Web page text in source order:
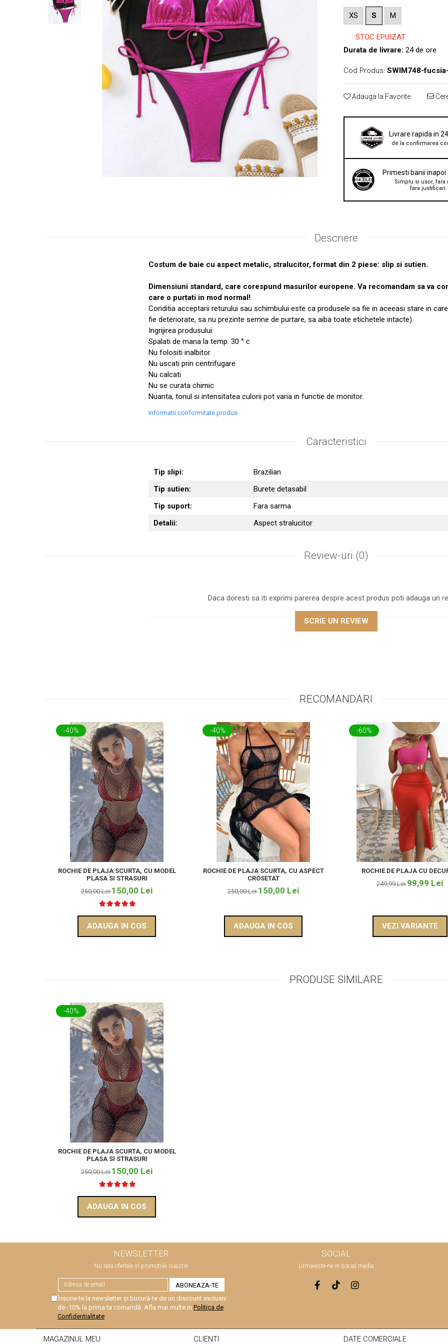
XS S M
STOC EPUIZAT
Durata de livrare: 24 de ore
Cod Produs: SWIM748-
Adauga la Favorite
Livrare rapida in
de la confirmarea
Primesti banii
Simplu si usor, fara
fara justificari.
Descriere
Costum de baie cu aspect metalic, stralucitor, format din 2 piese: slip si sutien.
Dimensiuni standard, care corespund masurilor europene. Va recomandam sa va
care o purtati in mod normal!
Conditia acceptarii returului sau schimbului este ca produsele sa fie in aceeasi stare in
fie deteriorate, sa nu prezinte semne de purtare, sa aiba toate etichetele intacte).
Ingrijirea produsului:
Spalati de mana la temp. 30 ° c
Nu folositi inalbitor
Nu uscati prin centrifugare
Nu calcati
Nu se curata chimic
Nuanta, tonul si intensitatea culorii pot varia in functie de monitor.
Informatii conformitate produs
Caracteristici
Tip slipi:
Brazilian
Tip sutien:
Burete detasabil
Tip suport:
Fara sarma
Detalii:
Aspect stralucitor
Review-uri (0)
Daca doresti sa iti exprimi parerea despre acest produs poti adauga un
SCRIE UN REVIEW
RECOMANDARI
-40%
ROCHIE DE PLAJA SCURTA, CU MODEL
PLASA SI STRASURI
250,00 Lei150,00 Lei
ADAUGA IN COS
-40%
ROCHIE DE PLAJA SCURTA, CU ASPECT
CROSETAT
250,00 Lei150,00 Lei
ADAUGA IN COS
-60%
ROCHIE DE PLAJA CU
249,99 Lei99,99 Lei
VEZI VARIANTE
PRODUSE SIMILARE
-40%
ROCHIE DE PLAJA SCURTA, CU MODEL
PLASA SI STRASURI
250,00 Lei150,00 Lei
ADAUGA IN COS
NEWSLETTER
Nu rata ofertele si promotiile noastre
Înscrie-te la newsletter și bucură-te de un discount exclusiv
de -10% la prima ta comandă. Afla mai multe in Politica de
Confidentialitate
SOCIAL
Urmareste-ne in social media
MAGAZINUL MEU CLIENTI DATE COMERCIALE